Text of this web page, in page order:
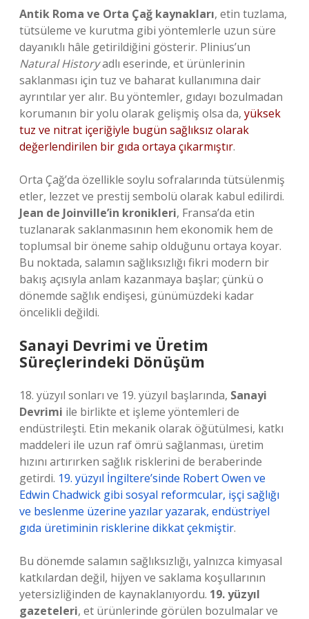
Antik Roma ve Orta Çağ kaynakları, etin tuzlama,
tütsüleme ve kurutma gibi yöntemlerle uzun süre
dayanıklı hâle getirildiğini gösterir. Plinius’un
Natural Historyadlı eserinde, et ürünlerinin
saklanması için tuz ve baharat kullanımına dair
ayrıntılar yer alır. Bu yöntemler, gıdayı bozulmadan
korumanın bir yolu olarak gelişmiş olsa da, yüksek
tuz ve nitrat içeriğiyle bugün sağlıksız olarak
değerlendirilen bir gıda ortaya çıkarmıştır.
Orta Çağ’da özellikle soylu sofralarında tütsülenmiş
etler, lezzet ve prestij sembolü olarak kabul edilirdi.
Jean de Joinville’in kronikleri, Fransa’da etin
tuzlanarak saklanmasının hem ekonomik hem de
toplumsal bir öneme sahip olduğunu ortaya koyar.
Bu noktada, salamın sağlıksızlığı fikri modern bir
bakış açısıyla anlam kazanmaya başlar; çünkü o
dönemde sağlık endişesi, günümüzdeki kadar
öncelikli değildi.
Sanayi Devrimi ve Üretim
Süreçlerindeki Dönüşüm
18. yüzyıl sonları ve 19. yüzyıl başlarında, Sanayi
Devrimi ile birlikte et işleme yöntemleri de
endüstrileşti. Etin mekanik olarak öğütülmesi, katkı
maddeleri ile uzun raf ömrü sağlanması, üretim
hızını artırırken sağlık risklerini de beraberinde
getirdi. 19. yüzyıl İngiltere’sinde Robert Owen ve
Edwin Chadwick gibi sosyal reformcular, işçi sağlığı
ve beslenme üzerine yazılar yazarak, endüstriyel
gıda üretiminin risklerine dikkat çekmiştir.
Bu dönemde salamın sağlıksızlığı, yalnızca kimyasal
katkılardan değil, hijyen ve saklama koşullarının
yetersizliğinden de kaynaklanıyordu. 19. yüzyıl
gazeteleri, et ürünlerinde görülen bozulmalar ve